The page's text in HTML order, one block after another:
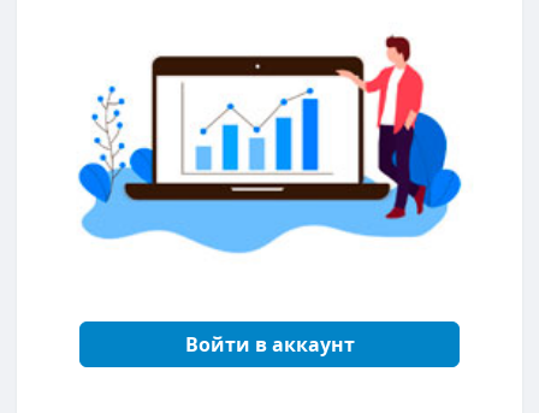
Войти в аккаунт